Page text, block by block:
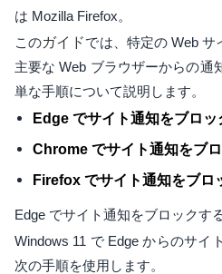
は Mozilla Firefox。
このガイドでは、特定の Web サ
主要な Web ブラウザーからの通
単な手順について説明します。
Edge でサイト通知をブロッ
Chrome でサイト通知をブ
Firefox でサイト通知をブロ
Edge でサイト通知をブロックす
Windows 11 で Edge からのサイ
次の手順を使用します。